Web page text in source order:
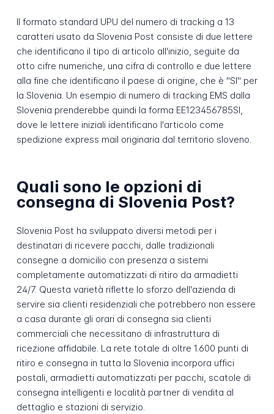
Il formato standard UPU del numero di tracking a 13
caratteri usato da Slovenia Post consiste di due lettere
che identificano il tipo di articolo all'inizio, seguite da
otto cifre numeriche, una cifra di controllo e due lettere
alla fine che identificano il paese di origine, che è "SI" per
la Slovenia. Un esempio di numero di tracking EMS dalla
Slovenia prenderebbe quindi la forma EE123456785SI,
dove le lettere iniziali identificano l'articolo come
spedizione express mail originaria dal territorio sloveno.
Quali sono le opzioni di
consegna di Slovenia Post?
Slovenia Post ha sviluppato diversi metodi per i
destinatari di ricevere pacchi, dalle tradizionali
consegne a domicilio con presenza a sistemi
completamente automatizzati di ritiro da armadietti
24/7. Questa varietà riflette lo sforzo dell'azienda di
servire sia clienti residenziali che potrebbero non essere
a casa durante gli orari di consegna sia clienti
commerciali che necessitano di infrastruttura di
ricezione affidabile. La rete totale di oltre 1.600 punti di
ritiro e consegna in tutta la Slovenia incorpora uffici
postali, armadietti automatizzati per pacchi, scatole di
consegna intelligenti e località partner di vendita al
dettaglio e stazioni di servizio.